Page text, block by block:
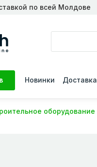
по всей Молдове
Новинки Доставка
оборудование